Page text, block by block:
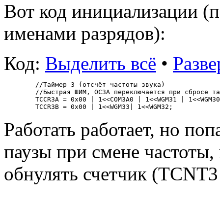
Вот код инициализации
именами разрядов):
Код: Выделить всё •
//Таймер 3 (отсчёт частоты звука)
//Быстрая ШИМ, OC3A переключается при сбросе
TCCR3A = 0x00 | 1<<COM3A0 | 1<<WGM31 |
TCCR3B = 0x00 | 1<<WGM33| 1<<WGM32;
Работать работает, но
паузы при смене
обнулять счетчик